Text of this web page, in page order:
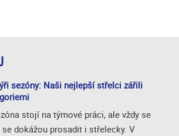
sezóny: Naši nejlepší střelci zářili
stojí na týmové práci, ale vždy se
dokážou prosadit i střelecky. V